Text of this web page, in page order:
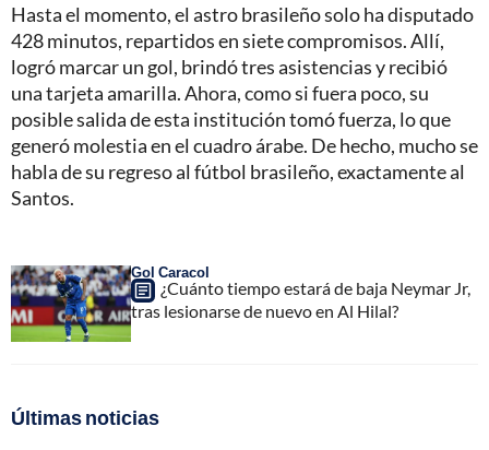
Hasta el momento, el astro brasileño solo ha disputado
428 minutos, repartidos en siete compromisos. Allí,
logró marcar un gol, brindó tres asistencias y recibió
una tarjeta amarilla. Ahora, como si fuera poco, su
posible salida de esta institución tomó fuerza, lo que
generó molestia en el cuadro árabe. De hecho, mucho se
habla de su regreso al fútbol brasileño, exactamente al
Santos.
Gol Caracol
¿Cuánto tiempo estará de baja Neymar Jr,
tras lesionarse de nuevo en Al Hilal?
Últimas noticias